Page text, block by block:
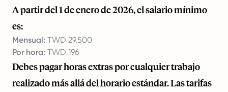
A partir del 1 de enero de 2026, el salario mínimo
es:
Mensual: TWD 29,500
Por hora: TWD 196
Debes pagar horas extras por cualquier trabajo
realizado más allá del horario estándar. Las tarifas